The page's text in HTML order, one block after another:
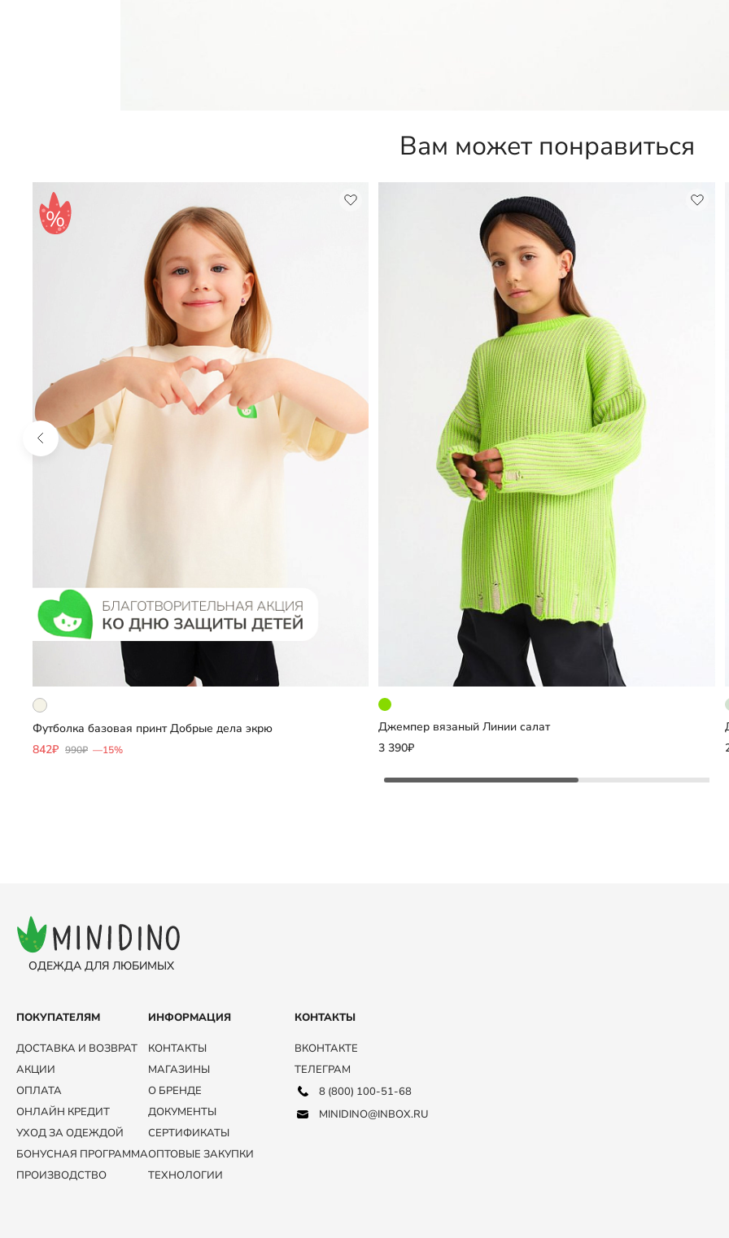
Вам может понравиться
Добавить
Футболка базовая принт Добрые дела экрю
842₽ 990₽ —15%
Джемпер вязаный Линии салат
3 390₽
ОДЕЖДА ДЛЯ ЛЮБИМЫХ
ПОКУПАТЕЛЯМ
ДОСТАВКА И ВОЗВРАТ
АКЦИИ
ОПЛАТА
ОНЛАЙН КРЕДИТ
УХОД ЗА ОДЕЖДОЙ
БОНУСНАЯ ПРОГРАММА
ПРОИЗВОДСТВО
ИНФОРМАЦИЯ
КОНТАКТЫ
МАГАЗИНЫ
О БРЕНДЕ
ДОКУМЕНТЫ
СЕРТИФИКАТЫ
ОПТОВЫЕ ЗАКУПКИ
ТЕХНОЛОГИИ
КОНТАКТЫ
ВКОНТАКТЕ
ТЕЛЕГРАМ
8 (800) 100-51-68
MINIDINO@INBOX.RU